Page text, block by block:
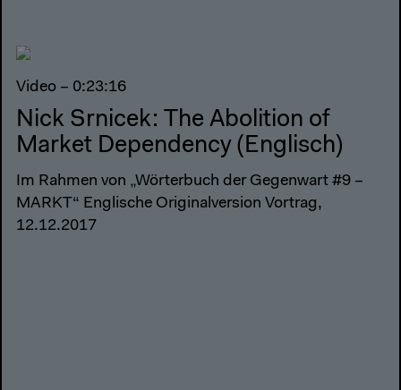
Video – 0:23:16
Nick Srnicek: The Abolition of
Market Dependency (Englisch)
Im Rahmen von „Wörterbuch der Gegenwart #9 –
MARKT“ Englische Originalversion Vortrag,
12.12.2017